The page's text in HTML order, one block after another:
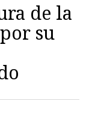
de la
su